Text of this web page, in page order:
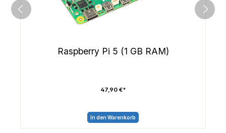
Raspberry Pi 5 (1 GB RAM)
47,90 €*
In den Warenkorb